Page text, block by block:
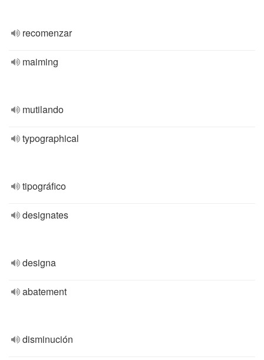
recomenzar
maiming
mutilando
typographical
tipográfico
designates
designa
abatement
disminución